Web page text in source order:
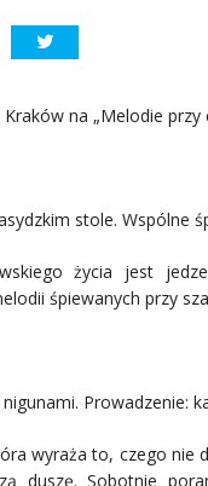
Kraków na „Melodie przy
stole. Wspólne
życia jest
śpiewanych przy
Prowadzenie:
wyraża to, czego nie
duszę. Sobotnie